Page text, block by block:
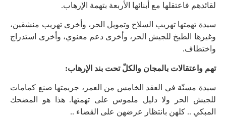
لقائدهم فاعتقلها مع أبنائها الأربعة بتهمة الإرهاب.
سيدة تهمتها تهريب السلاح وتمويل الحر، وأخرى تهريب منشقين،
وغيرها الطبخ للجيش الحر، وأخرى دعم معنوي، وأخرى استدراج
واختطاف.
تهم واعتقالات بالمجان والكلّ تحت بند الإرهاب:
سيدة مسنّة في العقد الخامس من العمر، جريمتها صنع كمامات
للجيش الحر ولا دليل ملموس على تهمتها. هذا هو المضحك
المبكي .. كلهن بانتظار عرضهن على القضاء ..